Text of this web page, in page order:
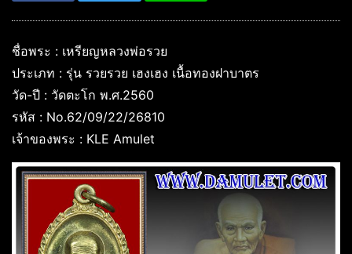
ชื่อพระ : เหรียญหลวงพ่อรวย
ประเภท : รุ่น รวยรวย เฮงเฮง เนื้อทองฝาบาตร
วัด-ปี : วัดตะโก พ.ศ.2560
รหัส : No.62/09/22/26810
เจ้าของพระ : KLE Amulet